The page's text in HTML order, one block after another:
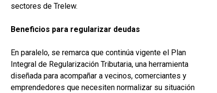
sectores de Trelew.
Beneficios para regularizar deudas
En paralelo, se remarca que continúa vigente el Plan
Integral de Regularización Tributaria, una herramienta
diseñada para acompañar a vecinos, comerciantes y
emprendedores que necesiten normalizar su situación